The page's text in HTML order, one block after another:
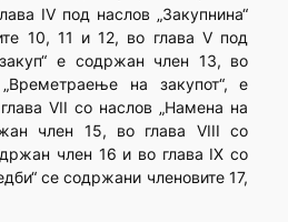
IV под наслов „Закупнина“
10, 11 и 12, во глава V под
е содржан член 13, во
на закупот“, е
VII со наслов „Намена на
член 15, во глава VIII со
член 16 и во глава IX со
се содржани членовите 17,